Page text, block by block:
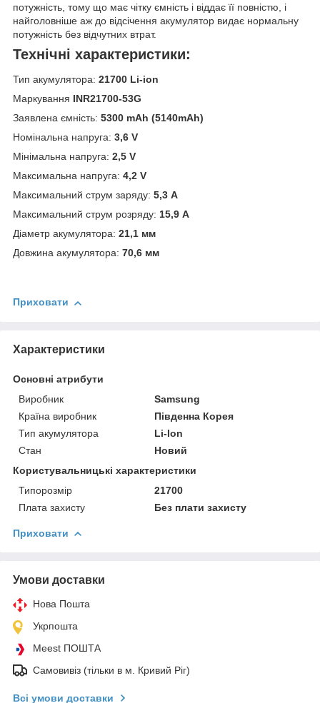
потужність, тому що має чітку ємність і віддає її повністю, і
найголовніше аж до відсічення акумулятор видає нормальну
потужність без відчутних втрат.
Технічні характеристики:
Тип акумулятора: 21700 Li-ion
Маркування INR21700-53G
Заявлена ємність: 5300 mAh (5140mAh)
Номінальна напруга: 3,6 V
Мінімальна напруга: 2,5 V
Максимальна напруга: 4,2 V
Максимальний струм заряду: 5,3 А
Максимальний струм розряду: 15,9 А
Діаметр акумулятора: 21,1 мм
Довжина акумулятора: 70,6 мм
Приховати
Характеристики
Основні атрибути
Виробник
Samsung
Країна виробник
Південна Корея
Тип акумулятора
Li-Ion
Стан
Новий
Користувальницькі характеристики
Типорозмір
21700
Плата захисту
Без плати захисту
Приховати
Умови доставки
Нова Пошта
Укрпошта
Meest ПОШТА
Самовивіз (тільки в м. Кривий Ріг)
Всі умови доставки